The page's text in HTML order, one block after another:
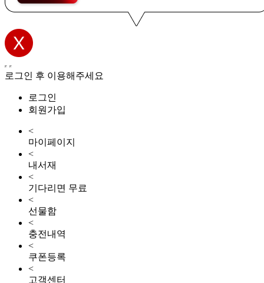
로그인 후 이용해주세요
로그인
회원가입
<
마이페이지
<
내서재
<
기다리면 무료
<
선물함
<
충전내역
<
쿠폰등록
<
고객센터